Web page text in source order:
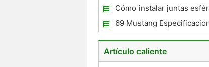
coches clásicos
Cómo instalar juntas
Mustang
69 Mustang
Artículo caliente